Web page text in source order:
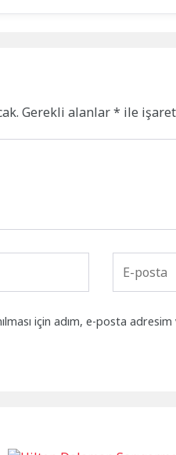
Gerekli alanlar* ile
için adım, e-posta